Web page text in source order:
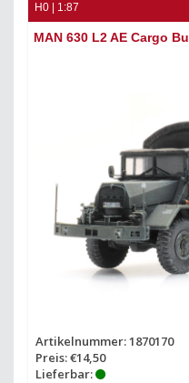
H0 | 1:87
MAN 630 L2 AE Cargo
Artikelnummer: 1870170
Preis: €14,50
Lieferbar: